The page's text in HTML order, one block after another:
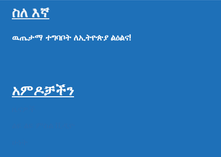
ስለ እኛ
ዉጤታማ ተግባቦት ለኢትዮጵያ ልዕልና!
አምዶቻችን